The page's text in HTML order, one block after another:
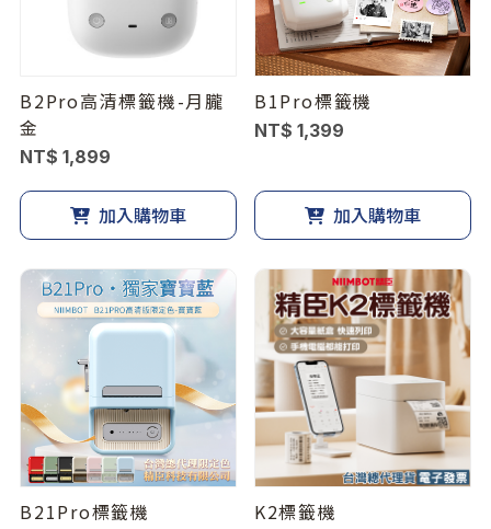
B2Pro高清標籤機-月朧
金
NT$ 1,899
加入購物車
B1Pro標籤機
NT$ 1,399
加入購物車
B21Pro標籤機 K2標籤機